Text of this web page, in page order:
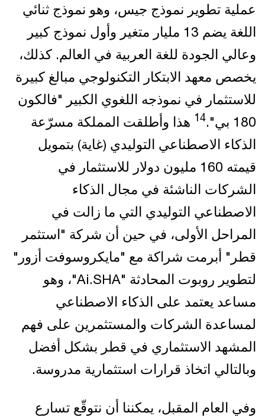
عملية تطوير نموذج جيس، وهو نموذج ثنائي
اللغة يضم 13 مليار متغير وأول نموذج كبير
وعالي الجودة للغة العربية في العالم. كذلك،
يخصص معهد الابتكار التكنولوجي مبالغ كبيرة
للاستثمار في نموذجه اللغوي الكبير "فالكون
180 بي".
14 هذا وأطلقت المملكة مسرّعة
الذكاء الاصطناعي التوليدي (غاية) بتمويل
قيمته 160 مليون دولار للاستثمار في
الشركات الناشئة في مجال الذكاء
الاصطناعي التوليدي التي ما زالت في
المراحل الأولى، في حين أن شركة "استثمر
قطر" أبرمت شراكة مع "مايكروسوفت أزور"
لتطوير روبوت المحادثة "Ai.SHA"، وهو
مساعد يعتمد على الذكاء الاصطناعي
لمساعدة الشركات والمستثمرين على فهم
المشهد الاستثماري في قطر بشكل أفضل
وبالتالي اتخاذ قرارات استثمارية مدروسة.
وفي العام المقبل، يمكننا أن نتوقّع تسارع